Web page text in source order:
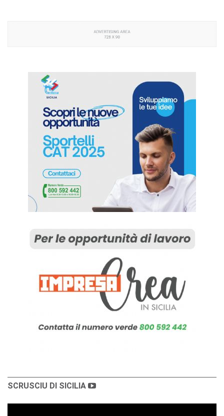
SCRUSCIU DI SICILIA